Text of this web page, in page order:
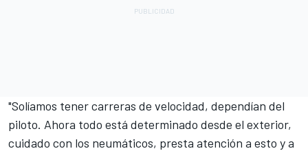
"Solíamos tener carreras de velocidad, dependían del
piloto. Ahora todo está determinado desde el exterior,
cuidado con los neumáticos, presta atención a esto y a